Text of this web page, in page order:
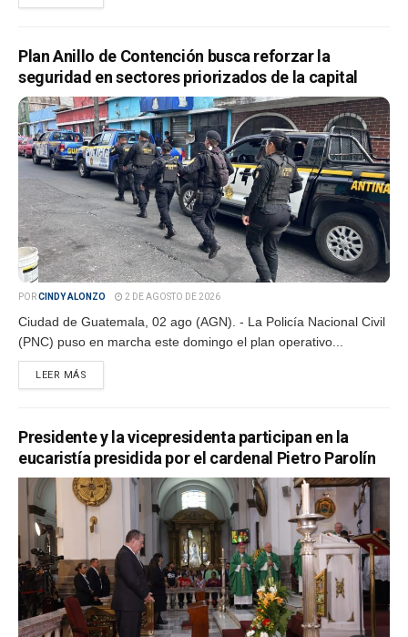
Plan Anillo de Contención busca reforzar la
seguridad en sectores priorizados de la capital
PORCINDY ALONZO 2 DE AGOSTO DE 2026
Ciudad de Guatemala, 02 ago (AGN). - La Policía Nacional Civil
(PNC) puso en marcha este domingo el plan operativo...
LEER MÁS
Presidente y la vicepresidenta participan en la
eucaristía presidida por el cardenal Pietro Parolín